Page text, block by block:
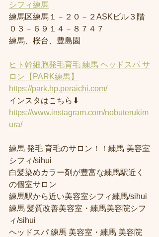
シフィ練馬
練馬区練馬１－２０－２ASKビル３階
０３－６９１４－８７４７
練馬、桜台、豊島園
ヒト幹細胞発毛育毛 練馬 ヘッドスパ サ
ロン【PARK練馬】
https://park.hp.peraichi.com/
インスタはこちら⬇︎
https://www.instagram.com/nobuterukim
ura/
練馬 発毛 育毛のサロン！！練馬 美容室
シフィ/sihui
白髪染めカラー剤が豊富な練馬駅近く
の個室サロン
練馬駅から近い美容室シフィ練馬/sihui
練馬 髪質改善美容室・練馬美容院シフ
ィ/sihui
ヘッドスパ 練馬 美容室・練馬 美容院